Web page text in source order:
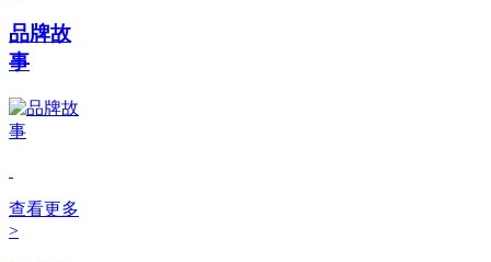
品牌故
事
查看更多
>